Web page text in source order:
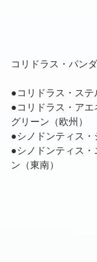
コリドラス・パンダ
●コリドラス・ステ
●コリドラス・アエ
グリーン（欧州）
●シノドンティス・
●シノドンティス
ン（東南）